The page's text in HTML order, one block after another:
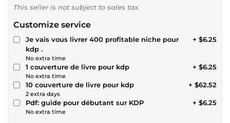
This seller is not subject to sales tax.
Customize service
Je vais vous livrer 400 profitable niche pour
kdp .
No extra time
+ $6.25
1 couverture de livre pour kdp
No extra time
+ $6.25
10 couverture de livre pour kdp
2 extra days
+ $62.52
Pdf: guide pour débutant sur KDP
No extra time
+ $6.25